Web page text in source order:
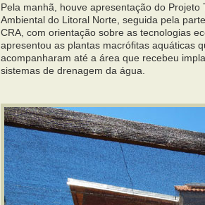
Pela manhã, houve apresentação do
Ambiental do Litoral Norte, seguida pela
CRA, com orientação sobre as tecnologias
apresentou as plantas macrófitas aquáticas
acompanharam até a área que recebeu
sistemas de drenagem da água.